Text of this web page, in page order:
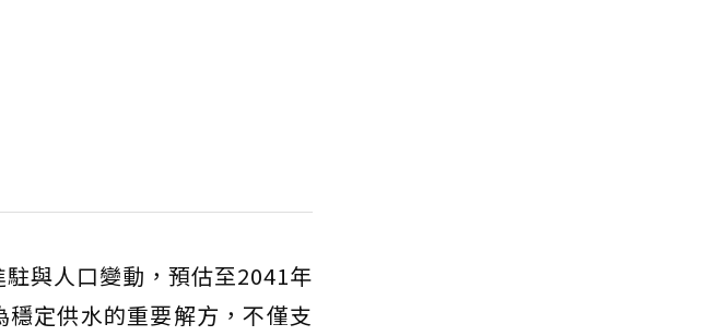
與人口變動，預估至2041年
定供水的重要解方，不僅支